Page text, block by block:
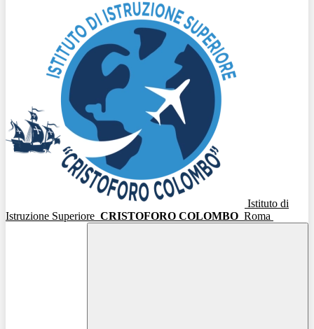
Istituto di
Istruzione Superiore CRISTOFORO COLOMBO Roma